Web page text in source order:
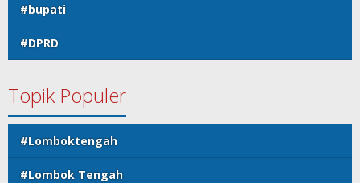
#bupati
#DPRD
Topik Populer
#Lomboktengah
#Lombok Tengah